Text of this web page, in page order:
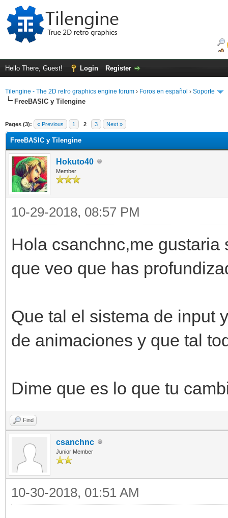
Hello There, Guest! Login Register
Tilengine - The 2D retro graphics engine forum › Foros en español › Soporte
FreeBASIC y Tilengine
Pages (3): « Previous 1 2 3 Next »
FreeBASIC y Tilengine
Hokuto40
Member
10-29-2018, 08:57 PM
Hola csanchnc,me
que veo que has
Que tal el sistema de input
de animaciones y que tal
Dime que es lo que tu
Find
csanchnc
Junior Member
10-30-2018, 01:51 AM